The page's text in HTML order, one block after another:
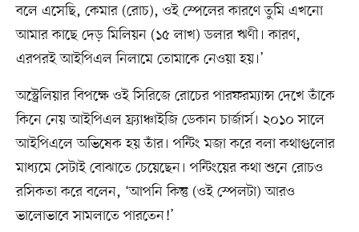
বলে এসেছি, কেমার (রোচ), ওই স্পেলের কারণে তুমি এখনো
আমার কাছে দেড় মিলিয়ন (১৫ লাখ) ডলার ঋণী। কারণ,
এরপরই আইপিএল নিলামে তোমাকে নেওয়া হয়।’
অস্ট্রেলিয়ার বিপক্ষে ওই সিরিজে রোচের পারফরম্যান্স দেখে তাঁকে
কিনে নেয় আইপিএল ফ্র্যাঞ্চাইজি ডেকান চার্জার্স। ২০১০ সালে
আইপিএলে অভিষেক হয় তাঁর। পন্টিং মজা করে বলা কথাগুলোর
মাধ্যমে সেটাই বোঝাতে চেয়েছেন। পন্টিংয়ের কথা শুনে রোচও
রসিকতা করে বলেন, ‘আপনি কিন্তু (ওই স্পেলটা) আরও
ভালোভাবে সামলাতে পারতেন!’